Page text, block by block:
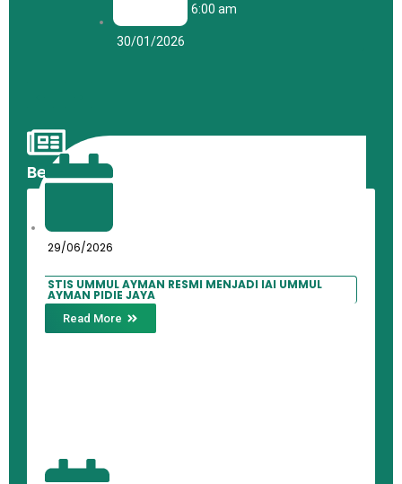
30/01/2026
6:00 am
Berita Terkini
29/06/2026
STIS UMMUL AYMAN RESMI MENJADI IAI UMMUL
AYMAN PIDIE JAYA
Read More